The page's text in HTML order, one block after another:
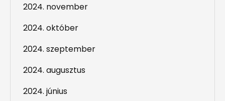
2024. november
2024. október
2024. szeptember
2024. augusztus
2024. június